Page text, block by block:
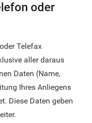
oder
Telefax
aller daraus
Daten (Name,
Ihres Anliegens
Diese Daten geben